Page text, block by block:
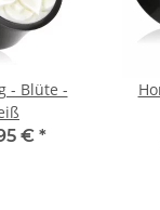
- Blüte -
€ *